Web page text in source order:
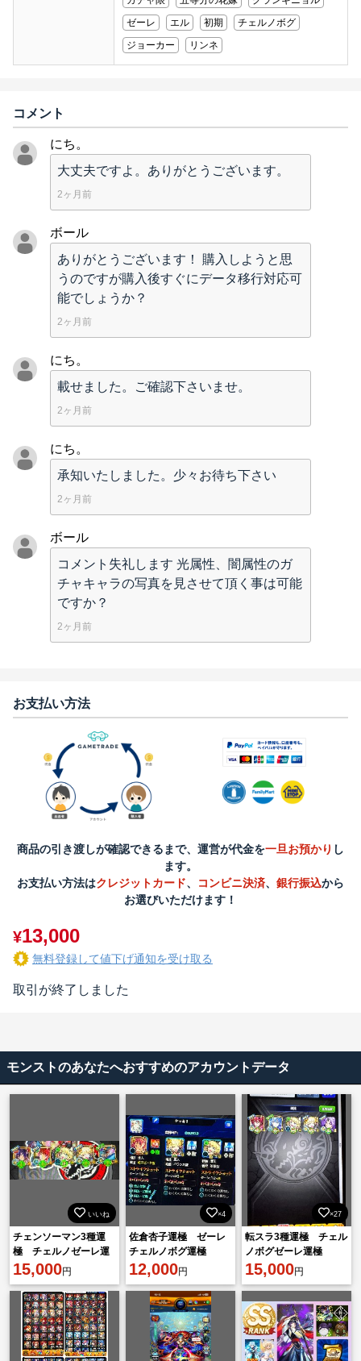
ゼーレ
エル 初期
チェルノボグ
ジョーカー
リンネ
コメント
にち。
大丈夫ですよ。ありがとうございます。
2ヶ月前
ボール
ありがとうございます！ 購入しようと思
うのですが購入後すぐにデータ移行対応可
能でしょうか？
2ヶ月前
にち。
載せました。ご確認下さいませ。
2ヶ月前
にち。
承知いたしました。少々お待ち下さい
2ヶ月前
ボール
コメント失礼します 光属性、闇属性のガ
チャキャラの写真を見させて頂く事は可能
ですか？
2ヶ月前
お支払い方法
商品の引き渡しが確認できるまで、運営が代金を一旦お預かり し
ます。
お支払い方法はクレジットカード、 コンビニ決済、 銀行振込から
お選びいただけます！
¥13,000
無料登録して値下げ通知を受け取る
取引が終了しました
モンストのあなたへおすすめのアカウントデータ
いいね
チェンソーマン3種運
極 チェルノゼーレ運
極
15,000円
×4
佐倉杏子運極 ゼーレ
チェルノボグ運極
12,000円
×27
転スラ3種運極 チェル
ノボグゼーレ運極
15,000円